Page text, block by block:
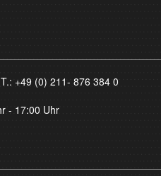
+49 (0) 211- 876 384 0
- 17:00 Uhr